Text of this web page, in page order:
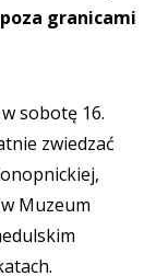
granicami
sobotę 16.
zwiedzać
Muzeum